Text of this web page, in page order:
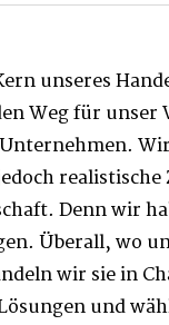
unseres
Weg für unser
realistische
Denn wir
Überall, wo
wir sie in
und